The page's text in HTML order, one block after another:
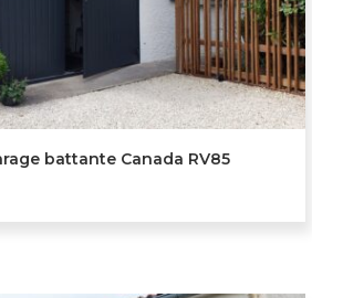
battante Canada RV85